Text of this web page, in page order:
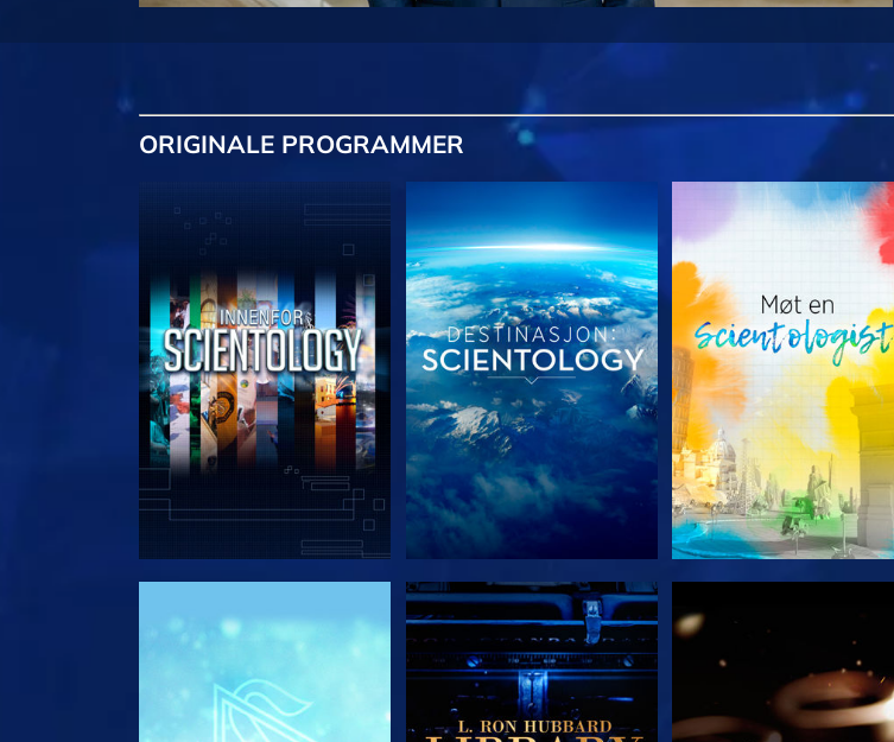
ORIGINALE PROGRAMMER
UTFORSK SERIEN UTFORSK SERIEN UTFORSK SERIEN